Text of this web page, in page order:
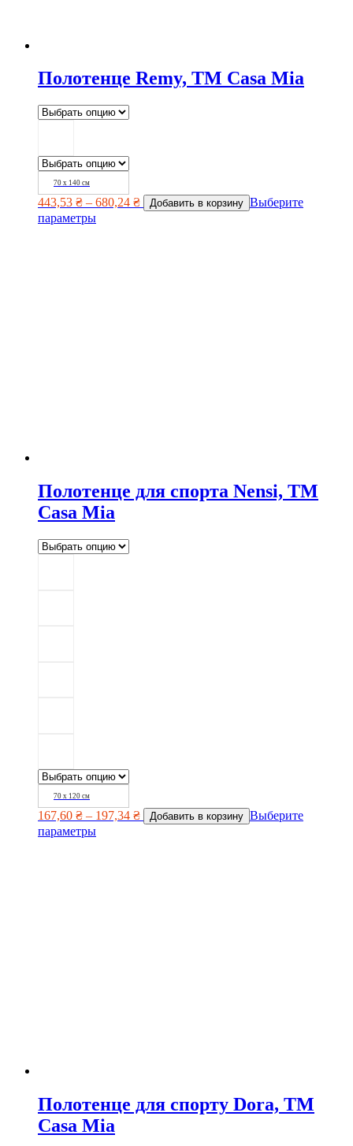
Полотенце Remy, TM Casa Mia
70 х 140 см
443,53 ₴ – 680,24 ₴ Добавить в корзину Выберите
параметры
Полотенце для спорта Nensi, TM
Casa Mia
70 х 120 см
167,60 ₴ – 197,34 ₴ Добавить в корзину Выберите
параметры
Полотенце для спорту Dora, TM
Casa Mia